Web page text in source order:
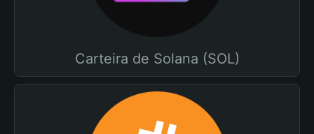
Carteira de Solana (SOL)